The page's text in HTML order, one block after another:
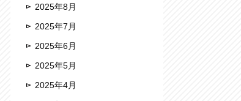
2025年8月
2025年7月
2025年6月
2025年5月
2025年4月